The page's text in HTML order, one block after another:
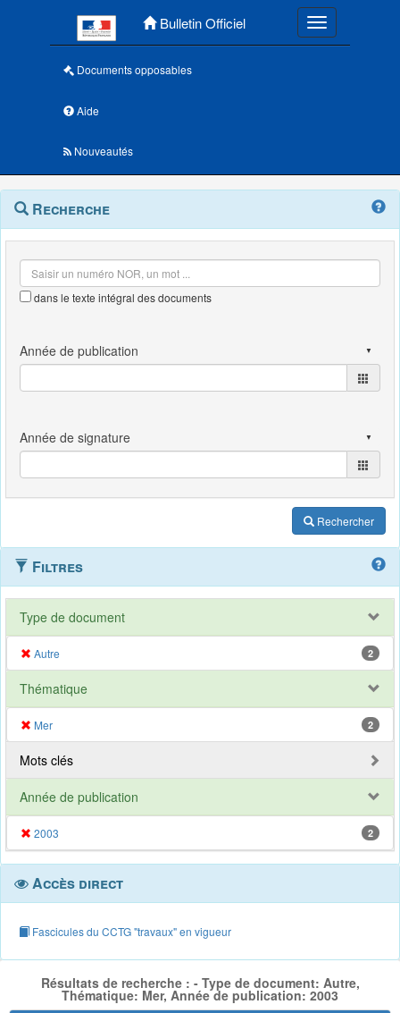
Bulletin Officiel Toggle
Documents opposables
Aide
Nouveautés
Navigation
outils
Menu
contextuel
Recherche
dans le texte intégral des documents
Rechercher
Filtres
Type de document
Autre 2
Thématique
Mer 2
Mots clés
Année de publication
2003 2
Accès direct
Fascicules du CCTG "travaux" en vigueur
Résultats de recherche : - Type de document: Autre,
Thématique: Mer, Année de publication: 2003